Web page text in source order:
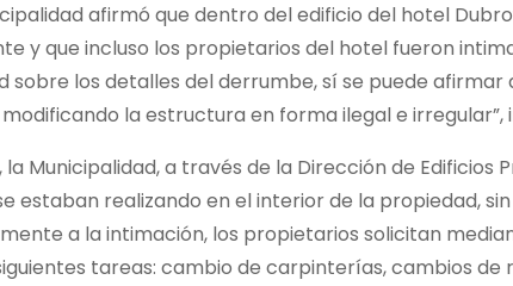
afirmó que dentro del edificio del hotel
y que incluso los propietarios del hotel fueron
sobre los detalles del derrumbe, sí se puede
la estructura en forma ilegal e irregular”,
Municipalidad, a través de la Dirección de Edificios
estaban realizando en el interior de la propiedad,
a la intimación, los propietarios solicitan
tareas: cambio de carpinterías, cambios de